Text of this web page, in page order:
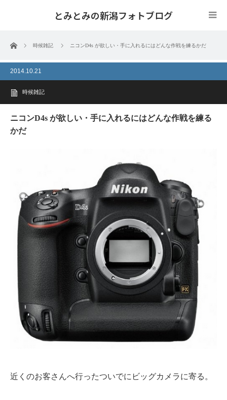
とみとみの新潟フォトブログ
ホーム 時候雑記 ニコンD4s が欲しい・手に入れるにはどんな作戦を練るかだ
2014.10.21
時候雑記
ニコンD4s が欲しい・手に入れるにはどんな作戦を練る
かだ
近くのお客さんへ行ったついでにビッグカメラに寄る。